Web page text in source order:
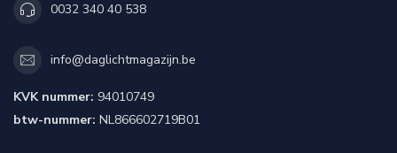
0032 340 40 538
info@daglichtmagazijn.be
KVK nummer: 94010749
btw-nummer: NL866602719B01